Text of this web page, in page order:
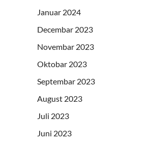
Januar 2024
Decembar 2023
Novembar 2023
Oktobar 2023
Septembar 2023
August 2023
Juli 2023
Juni 2023